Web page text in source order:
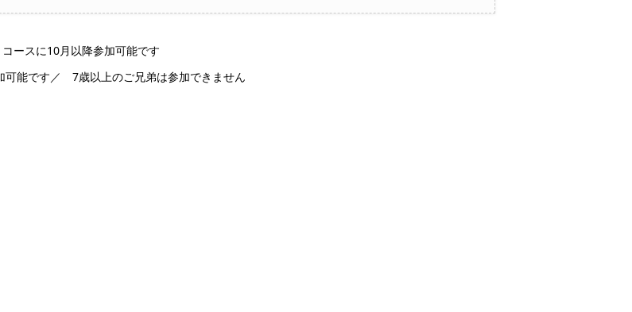
ースに10月以降参加可能です
可能です／ 7歳以上のご兄弟は参加できません